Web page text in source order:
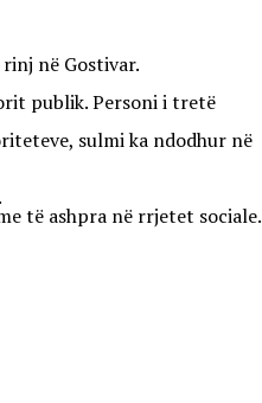
në Gostivar.
publik. Personi i tretë
sulmi ka ndodhur në
të ashpra në rrjetet sociale.